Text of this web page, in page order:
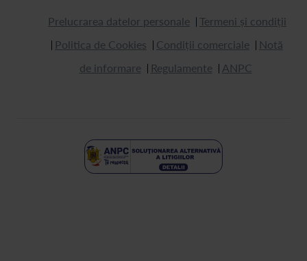
Prelucrarea datelor personale
Termeni și condiții
Politica de Cookies
Condiții comerciale
Notă
de informare
Regulamente ANPC